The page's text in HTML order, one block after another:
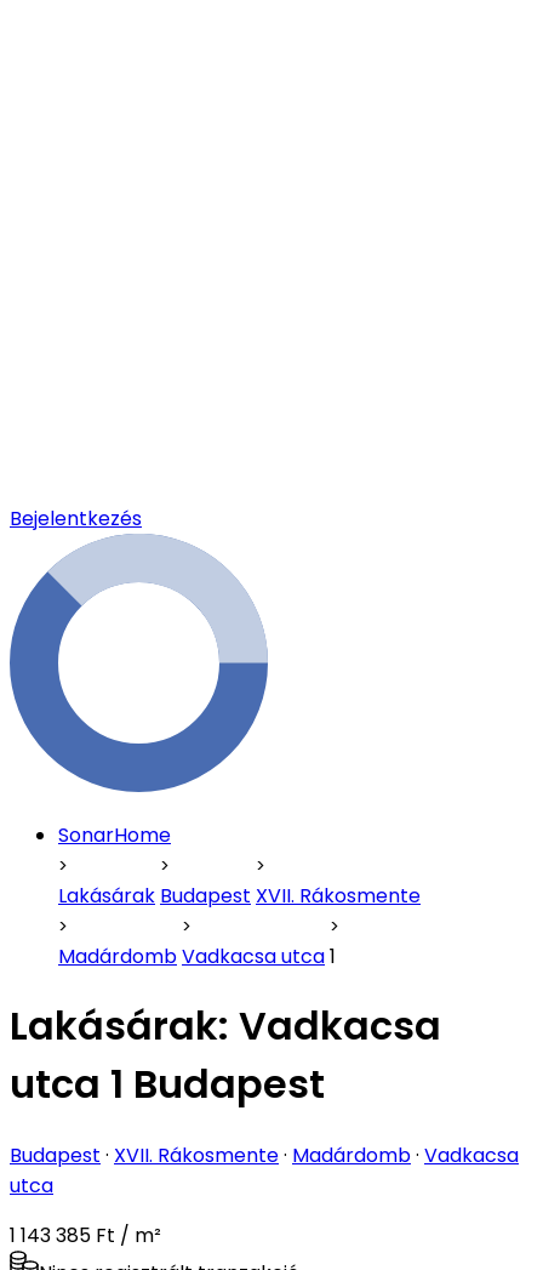
Bejelentkezés
SonarHome
Lakásárak Budapest XVII. Rákosmente
MadárdombVadkacsa utca1
Lakásárak: Vadkacsa
utca 1 Budapest
Budapest · XVII. Rákosmente· Madárdomb· Vadkacsa
utca
1 143 385 Ft / m²